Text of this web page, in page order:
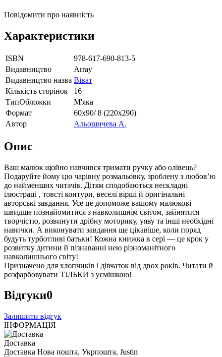
Повідомити про наявність
Характеристики
ISBN
978-617-690-813-5
Видавництво
Array
Видавництво назва Віват
Кількість сторінок
16
ТипОбложки
М'яка
Формат
60х90/ 8 (220х290)
Автор
Альошичева А.
Опис
Ваш малюк щойно навчився тримати ручку або олівець?
Подаруйте йому цю чарівну розмальовку, зроблену з любов’ю
до найменших читачів. Дітям сподобаються нескладні
ілюстраці , товсті контури, веселі вірші й оригінальні
авторські завдання. Усе це допоможе вашому малюкові
швидше познайомитися з навколишнім світом, зайнятися
творчістю, розвинути дрібну моторику, уяву та інші необхідні
навички. А виконувати завдання ще цікавіше, коли поряд
будуть турботливі батьки! Кожна книжка в сері — це крок у
розвитку дитини й пізнаванні нею різноманітного
навколишнього світу!
Призначено для хлопчиків і дівчаток від двох років. Читати й
розфарбовувати ТIЛЬКИ з усмішкою!
Відгуки0
Залишити відгук
ІНФОРМАЦІЯ
Доставка
Доставка Нова пошта, Укрпошта, Justin